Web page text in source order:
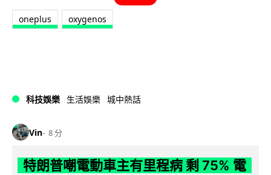
oneplus oxygenos
科技娛樂 生活娛樂 城中熱話
Vin 8 分
特朗普嘲電動車主有里程病 剩 75% 電